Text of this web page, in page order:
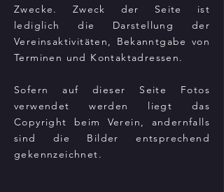
Zwecke. Zweck der Seite ist
lediglich die Darstellung der
Vereinsaktivitäten, Bekanntgabe von
Terminen und Kontaktadressen.
Sofern auf dieser Seite Fotos
verwendet werden liegt das
Copyright beim Verein, andernfalls
sind die Bilder entsprechend
gekennzeichnet.